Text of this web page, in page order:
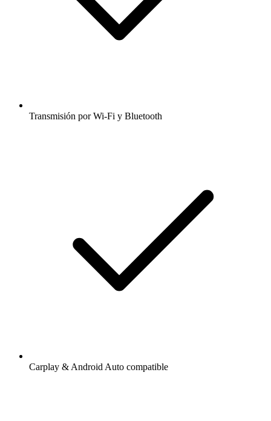
Transmisión por Wi-Fi y Bluetooth
Carplay & Android Auto compatible